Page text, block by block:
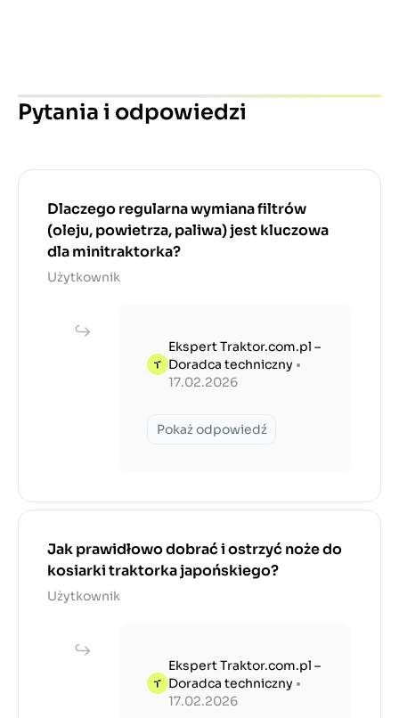
Pytania i odpowiedzi
Dlaczego regularna wymiana filtrów
(oleju, powietrza, paliwa) jest kluczowa
dla minitraktorka?
Użytkownik
Ekspert Traktor.com.pl –
Doradca techniczny •
17.02.2026
Pokaż odpowiedź
Jak prawidłowo dobrać i ostrzyć noże do
kosiarki traktorka japońskiego?
Użytkownik
Ekspert Traktor.com.pl –
Doradca techniczny •
17.02.2026